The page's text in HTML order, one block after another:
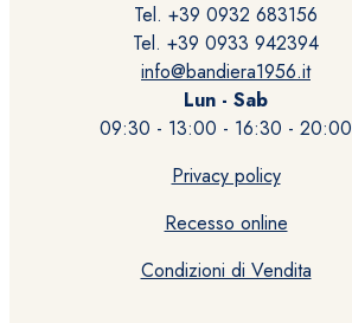
Tel. +39 0932 683156
Tel. +39 0933 942394
info@bandiera1956.it
Lun - Sab
09:30 - 13:00 - 16:30 - 20:00
Privacy policy
Recesso online
Condizioni di Vendita